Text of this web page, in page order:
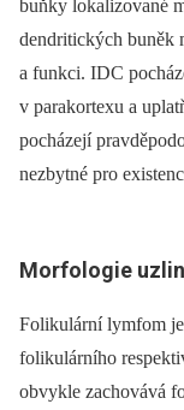
buňky lokalizované
dendritických buněk
a funkci. IDC
v parakortexu a
pocházejí
nezbytné pro
Morfologie
Folikulární lymfom
folikulárního
obvykle zachovává